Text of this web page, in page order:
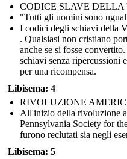
CODICE SLAVE
"Tutti gli uomini sono
I codici degli schiavi della
. Qualsiasi non cristiano
anche se si fosse
schiavi senza ripercussioni
per una ricompensa.
Libisema: 4
RIVOLUZIONE
All'inizio della rivoluzione
Pennsylvania Society for
furono reclutati sia negli
Libisema: 5